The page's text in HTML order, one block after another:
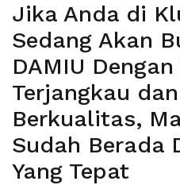
Jika Anda di
Sedang Akan
DAMIU
Terjangkau
Berkualitas,
Sudah Berada
Yang Tepat